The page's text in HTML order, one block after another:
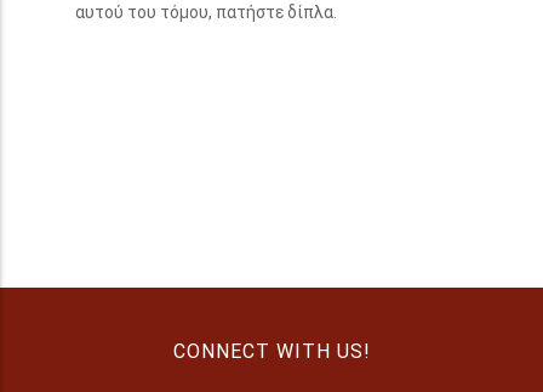
αυτού του τόμου, πατήστε δίπλα.
CONNECT WITH US!